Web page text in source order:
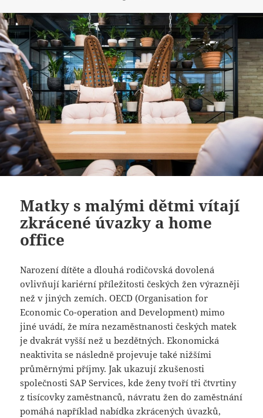
Matky s malými dětmi vítají
zkrácené úvazky a home
office
Narození dítěte a dlouhá rodičovská dovolená
ovlivňují kariérní příležitosti českých žen výrazněji
než v jiných zemích. OECD (Organisation for
Economic Co-operation and Development) mimo
jiné uvádí, že míra nezaměstnanosti českých matek
je dvakrát vyšší než u bezdětných. Ekonomická
neaktivita se následně projevuje také nižšími
průměrnými příjmy. Jak ukazují zkušenosti
společnosti SAP Services, kde ženy tvoří tři čtvrtiny
z tisícovky zaměstnanců, návratu žen do zaměstnání
pomáhá například nabídka zkrácených úvazků,